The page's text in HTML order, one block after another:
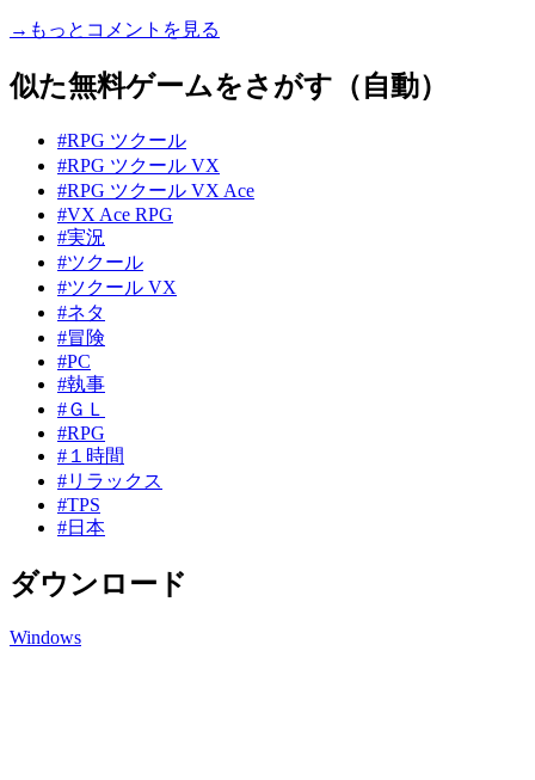
→もっとコメントを見る
似た無料ゲームをさがす（自動）
#RPG ツクール
#RPG ツクール VX
#RPG ツクール VX Ace
#VX Ace RPG
#実況
#ツクール
#ツクール VX
#ネタ
#冒険
#PC
#執事
#ＧＬ
#RPG
#１時間
#リラックス
#TPS
#日本
ダウンロード
Windows